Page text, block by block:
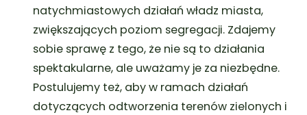
natychmiastowych działań władz miasta,
zwiększających poziom segregacji. Zdajemy
sobie sprawę z tego, że nie są to działania
spektakularne, ale uważamy je za niezbędne.
Postulujemy też, aby w ramach działań
dotyczących odtworzenia terenów zielonych i